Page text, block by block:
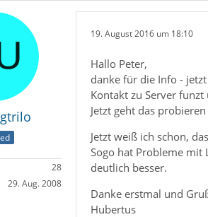
28
29. Aug. 2008
19. August 2016 um 18:10
Hallo Peter,
danke für die Info -
Kontakt zu Server
Jetzt geht das
Jetzt weiß ich schon,
Sogo hat Probleme mit
deutlich besser.
Danke erstmal und
Hubertus